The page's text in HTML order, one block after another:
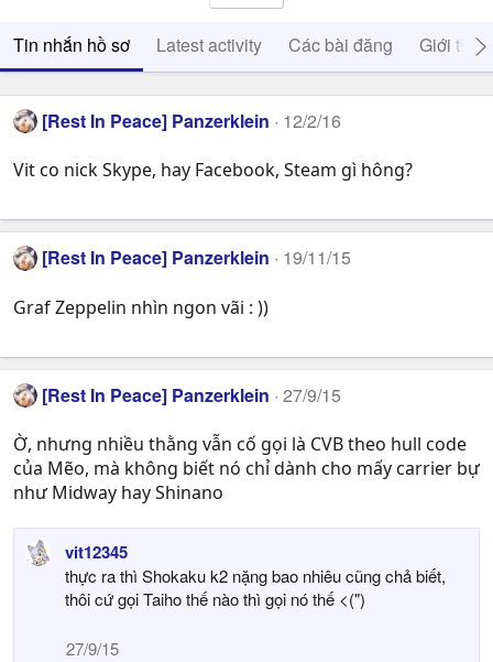
Tin nhắn hồ sơ Latest activity Các bài đăng Giới thiệu
[Rest In Peace] Panzerklein 12/2/16
Vit co nick Skype, hay Facebook, Steam gì hông?
[Rest In Peace] Panzerklein 19/11/15
Graf Zeppelin nhìn ngon vãi : ))
[Rest In Peace] Panzerklein 27/9/15
Ờ, nhưng nhiều thằng vẫn cố gọi là CVB theo hull code
của Mẽo, mà không biết nó chỉ dành cho mấy carrier bự
như Midway hay Shinano
vit12345
thực ra thì Shokaku k2 nặng bao nhiêu cũng chả biết,
thôi cứ gọi Taiho thế nào thì gọi nó thế <(")
27/9/15